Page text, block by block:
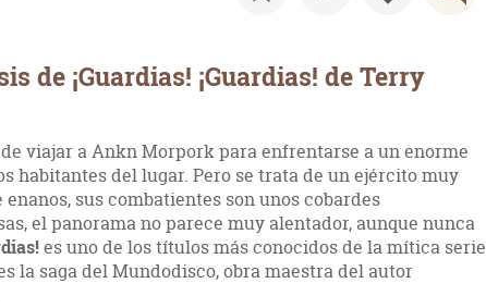
de ¡Guardias! ¡Guardias! de Terry
viajar a Ankn Morpork para enfrentarse a un enorme
habitantes del lugar. Pero se trata de un ejército muy
sus combatientes son unos cobardes
el panorama no parece muy alentador, aunque nunca
es uno de los títulos más conocidos de la mítica serie
la saga del Mundodisco, obra maestra del autor